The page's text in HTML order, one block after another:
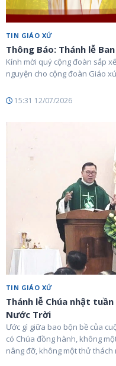
TIN GIÁO XỨ
Thông Báo: Thánh lễ
Kính mời quý cộng đoàn sắp
nguyện cho cộng đoàn Giáo
15:31 12/07/2026
TIN GIÁO XỨ
Thánh lễ Chúa nhật tuần
Nước Trời
Ước gì giữa bao bộn bề của
có Chúa đồng hành, không
nâng đỡ, không một thử thách